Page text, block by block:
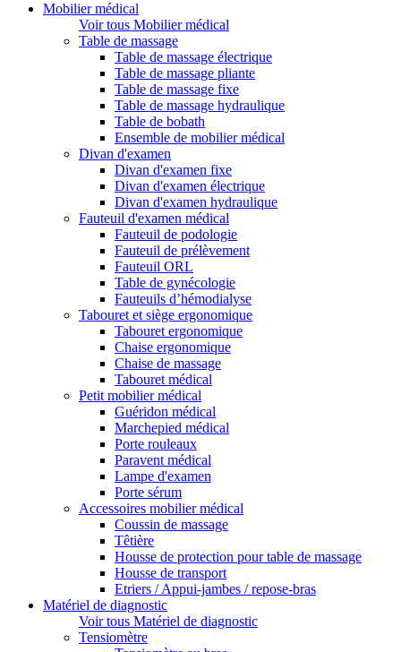
Mobilier médical
Voir tous Mobilier médical
Table de massage
Table de massage électrique
Table de massage pliante
Table de massage fixe
Table de massage hydraulique
Table de bobath
Ensemble de mobilier médical
Divan d'examen
Divan d'examen fixe
Divan d'examen électrique
Divan d'examen hydraulique
Fauteuil d'examen médical
Fauteuil de podologie
Fauteuil de prélèvement
Fauteuil ORL
Table de gynécologie
Fauteuils d’hémodialyse
Tabouret et siège ergonomique
Tabouret ergonomique
Chaise ergonomique
Chaise de massage
Tabouret médical
Petit mobilier médical
Guéridon médical
Marchepied médical
Porte rouleaux
Paravent médical
Lampe d'examen
Porte sérum
Accessoires mobilier médical
Coussin de massage
Têtière
Housse de protection pour table de massage
Housse de transport
Etriers / Appui-jambes / repose-bras
Matériel de diagnostic
Voir tous Matériel de diagnostic
Tensiomètre